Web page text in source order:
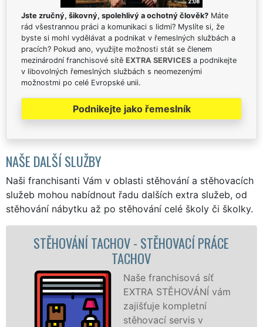
Jste zručný, šikovný, spolehlivý a ochotný člověk? Máte
rád všestrannou práci a komunikaci s lidmi? Myslíte si, že
byste si mohl vydělávat a podnikat v řemeslných službách a
pracích? Pokud ano, využijte možnosti stát se členem
mezinárodní franchisové sítě EXTRA SERVICES a podnikejte
v libovolných řemeslných službách s neomezenými
možnostmi po celé Evropské unii.
Podnikejte jako řemeslník
NAŠE DALŠÍ SLUŽBY
Naši franchisanti Vám v oblasti stěhování a stěhovacích
služeb mohou nabídnout řadu dalších extra služeb, od
stěhování nábytku až po stěhování celé školy či školky.
- STĚHOVACÍ PRÁCE
franchisová síť
STĚHOVÁNÍ vám
kompletní
servis v
STĚHOVACÍ